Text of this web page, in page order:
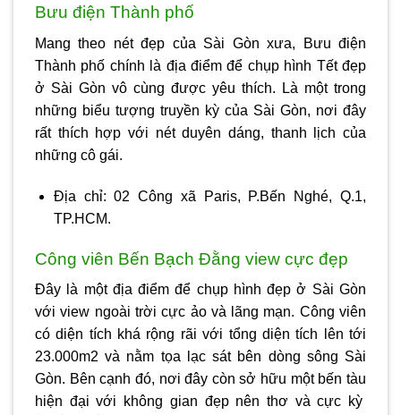
Bưu điện Thành phố
Mang theo nét đẹp của Sài Gòn xưa, Bưu điện
Thành phố chính là địa điểm để chụp hình Tết đẹp
ở Sài Gòn vô cùng được yêu thích. Là một trong
những biểu tượng truyền kỳ của Sài Gòn, nơi đây
rất thích hợp với nét duyên dáng, thanh lịch của
những cô gái.
Địa chỉ: 02 Công xã Paris, P.Bến Nghé, Q.1,
TP.HCM.
Công viên Bến Bạch Đằng view cực đẹp
Đây là một địa điểm để chụp hình đẹp ở Sài Gòn
với view ngoài trời cực ảo và lãng mạn. Công viên
có diện tích khá rộng rãi với tổng diện tích lên tới
23.000m2 và nằm tọa lạc sát bên dòng sông Sài
Gòn. Bên cạnh đó, nơi đây còn sở hữu một bến tàu
hiện đại với không gian đẹp nên thơ và cực kỳ